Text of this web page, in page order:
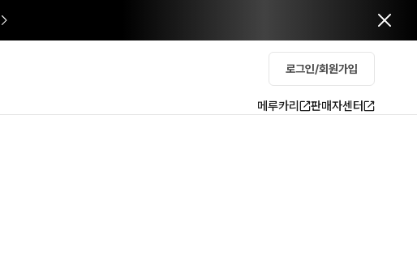
로그인/회원가입
메루카리 판매자센터